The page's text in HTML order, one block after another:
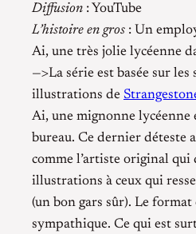
Diffusion : YouTube
L’histoire en gros : Un
Ai, une très jolie lycéenne
—>La série est basée sur les
illustrations de
Ai, une mignonne lycéenne
bureau. Ce dernier
comme l’artiste original qui
illustrations à ceux qui
(un bon gars sûr). Le
sympathique. Ce qui est